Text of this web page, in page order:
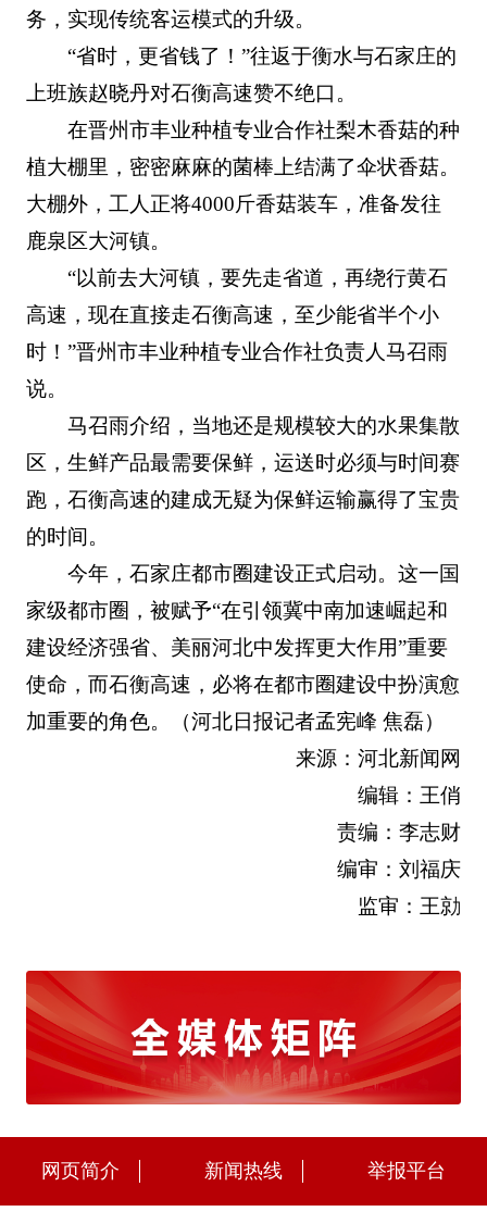
务，实现传统客运模式的升级。
“省时，更省钱了！”往返于衡水与石家庄的
上班族赵晓丹对石衡高速赞不绝口。
在晋州市丰业种植专业合作社梨木香菇的种
植大棚里，密密麻麻的菌棒上结满了伞状香菇。
大棚外，工人正将4000斤香菇装车，准备发往
鹿泉区大河镇。
“以前去大河镇，要先走省道，再绕行黄石
高速，现在直接走石衡高速，至少能省半个小
时！”晋州市丰业种植专业合作社负责人马召雨
说。
马召雨介绍，当地还是规模较大的水果集散
区，生鲜产品最需要保鲜，运送时必须与时间赛
跑，石衡高速的建成无疑为保鲜运输赢得了宝贵
的时间。
今年，石家庄都市圈建设正式启动。这一国
家级都市圈，被赋予“在引领冀中南加速崛起和
建设经济强省、美丽河北中发挥更大作用”重要
使命，而石衡高速，必将在都市圈建设中扮演愈
加重要的角色。（河北日报记者孟宪峰 焦磊）
来源：河北新闻网
编辑：王俏
责编：李志财
编审：刘福庆
监审：王勍
网页简介 新闻热线 举报平台